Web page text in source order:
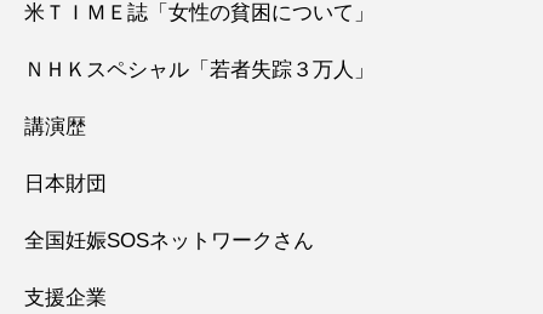
米ＴＩＭＥ誌「女性の貧困について」
ＮＨＫスペシャル「若者失踪３万人」
講演歴
日本財団
全国妊娠SOSネットワークさん
支援企業